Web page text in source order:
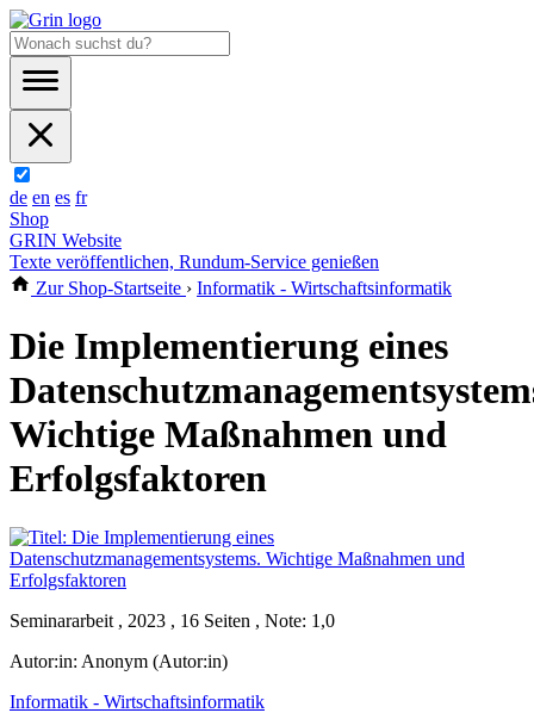
de en es fr
Shop
GRIN Website
Texte veröffentlichen, Rundum-Service genießen
Zur Shop-Startseite › Informatik - Wirtschaftsinformatik
Die Implementierung eines
Wichtige Maßnahmen und
Erfolgsfaktoren
Seminararbeit , 2023 , 16 Seiten , Note: 1,0
Autor:in: Anonym (Autor:in)
Informatik - Wirtschaftsinformatik